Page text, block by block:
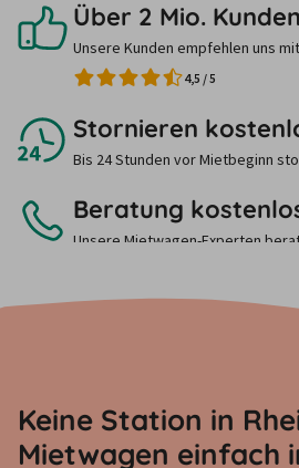
Über 2 Mio. Kunden
Unsere Kunden empfehlen uns
4,5 /5
Stornieren
Bis 24 Stunden vor Mietbeginn
Beratung
Unsere Mietwagen-Experten
Keine Station in
Mietwagen einfach